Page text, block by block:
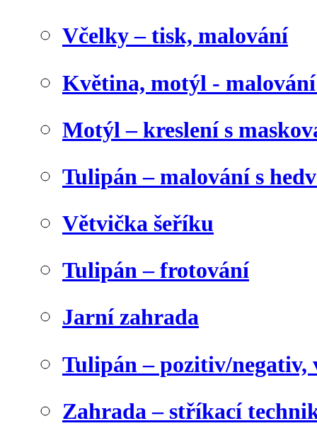
Včelky – tisk, malování
Květina, motýl -
Motýl – kreslení s
Tulipán – malování s
Větvička šeříku
Tulipán – frotování
Jarní zahrada
Tulipán – pozitiv/negativ,
Zahrada – stříkací